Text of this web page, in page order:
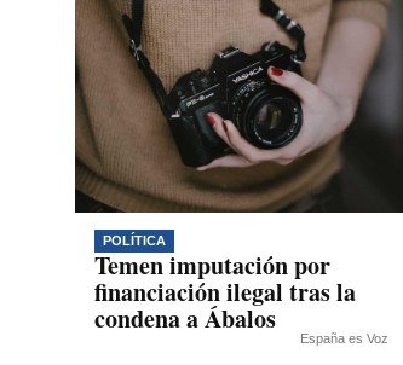
POLÍTICA
Temen imputación por
financiación ilegal tras la
condena a Ábalos
España es Voz